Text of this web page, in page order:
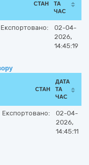
СТАН
ТА
ЧАС
Експортовано:
02-04-
2026,
14:45:19
СТАН
ДАТА
ТА
ЧАС
Експортовано:
02-04-
2026,
14:45:11